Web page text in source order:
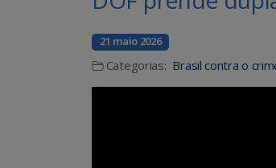
21 maio 2026
Categorias: Brasil contra o